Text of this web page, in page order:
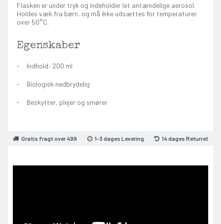
Flasken er under tryk og indeholder let antændelige aerosol.
Holdes væk fra børn, og må ikke udsættes for temperaturer
over 50°C.
Egenskaber
Indhold: 200 ml
Biologisk nedbrydelig
Beskytter, plejer og smører
Gratis fragt over 499 1-3 dages Levering 14 dages Returret